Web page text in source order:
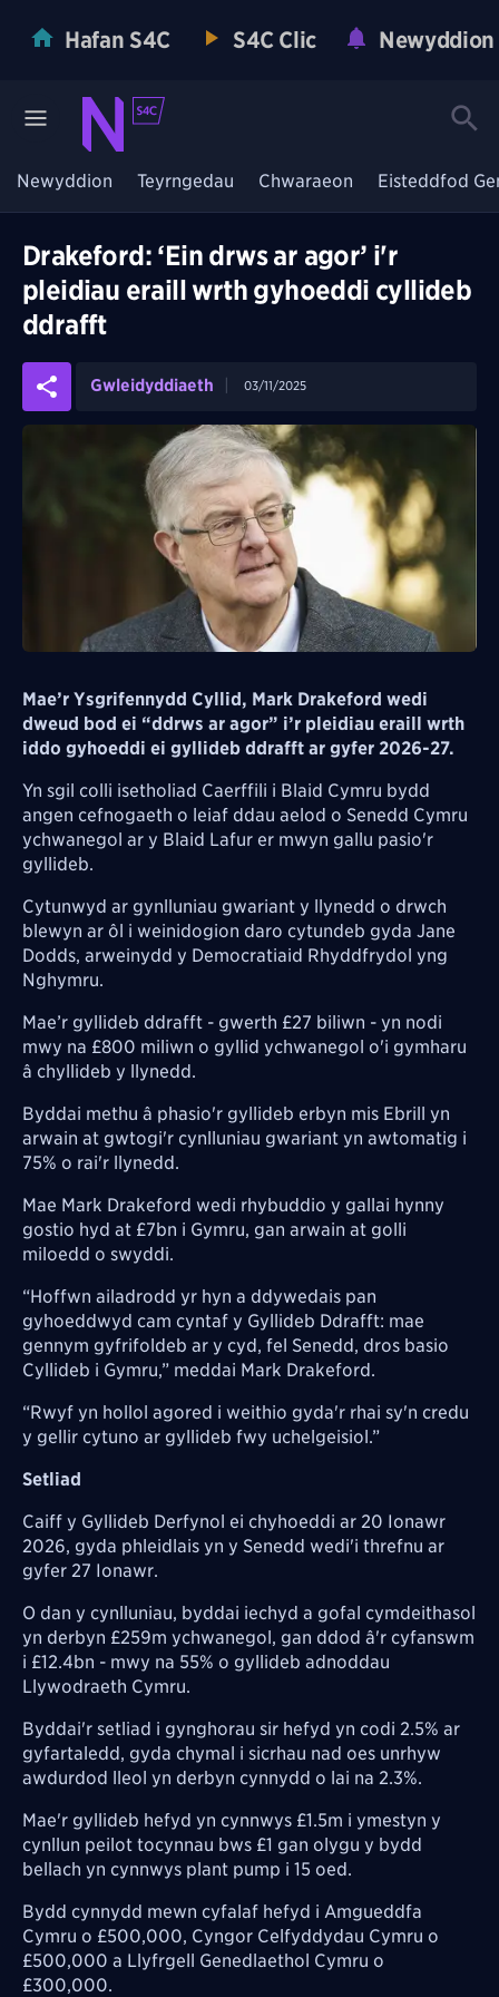
Hafan S4C S4C Clic Newyddion
Newyddion Teyrngedau Chwaraeon Eisteddfod
Drakeford: ‘Ein drws ar agor’ i'r
pleidiau eraill wrth gyhoeddi cyllideb
ddrafft
Gwleidyddiaeth 03/11/2025
Mae’r Ysgrifennydd Cyllid, Mark Drakeford wedi
dweud bod ei “ddrws ar agor” i’r pleidiau eraill wrth
iddo gyhoeddi ei gyllideb ddrafft ar gyfer 2026-27.
Yn sgil colli isetholiad Caerffili i Blaid Cymru bydd
angen cefnogaeth o leiaf ddau aelod o Senedd Cymru
ychwanegol ar y Blaid Lafur er mwyn gallu pasio'r
gyllideb.
Cytunwyd ar gynlluniau gwariant y llynedd o drwch
blewyn ar ôl i weinidogion daro cytundeb gyda Jane
Dodds, arweinydd y Democratiaid Rhyddfrydol yng
Nghymru.
Mae’r gyllideb ddrafft - gwerth £27 biliwn - yn nodi
mwy na £800 miliwn o gyllid ychwanegol o'i gymharu
â chyllideb y llynedd.
Byddai methu â phasio'r gyllideb erbyn mis Ebrill yn
arwain at gwtogi'r cynlluniau gwariant yn awtomatig i
75% o rai'r llynedd.
Mae Mark Drakeford wedi rhybuddio y gallai hynny
gostio hyd at £7bn i Gymru, gan arwain at golli
miloedd o swyddi.
“Hoffwn ailadrodd yr hyn a ddywedais pan
gyhoeddwyd cam cyntaf y Gyllideb Ddrafft: mae
gennym gyfrifoldeb ar y cyd, fel Senedd, dros basio
Cyllideb i Gymru,” meddai Mark Drakeford.
“Rwyf yn hollol agored i weithio gyda'r rhai sy'n credu
y gellir cytuno ar gyllideb fwy uchelgeisiol.”
Setliad
Caiff y Gyllideb Derfynol ei chyhoeddi ar 20 Ionawr
2026, gyda phleidlais yn y Senedd wedi'i threfnu ar
gyfer 27 Ionawr.
O dan y cynlluniau, byddai iechyd a gofal cymdeithasol
yn derbyn £259m ychwanegol, gan ddod â'r cyfanswm
i £12.4bn - mwy na 55% o gyllideb adnoddau
Llywodraeth Cymru.
Byddai'r setliad i gynghorau sir hefyd yn codi 2.5% ar
gyfartaledd, gyda chymal i sicrhau nad oes unrhyw
awdurdod lleol yn derbyn cynnydd o lai na 2.3%.
Mae'r gyllideb hefyd yn cynnwys £1.5m i ymestyn y
cynllun peilot tocynnau bws £1 gan olygu y bydd
bellach yn cynnwys plant pump i 15 oed.
Bydd cynnydd mewn cyfalaf hefyd i Amgueddfa
Cymru o £500,000, Cyngor Celfyddydau Cymru o
£500,000 a Llyfrgell Genedlaethol Cymru o
£300,000.